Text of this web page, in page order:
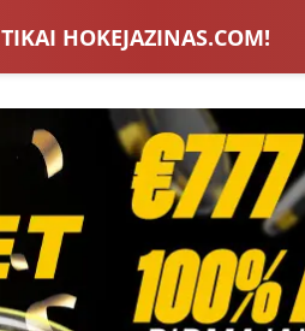
TIKAI HOKEJAZINAS.COM!
LATVIJAS IZLASE EIROPA
SIEVIEŠU HOKEJS BLOGI
TOTALIZATORU BONUSI